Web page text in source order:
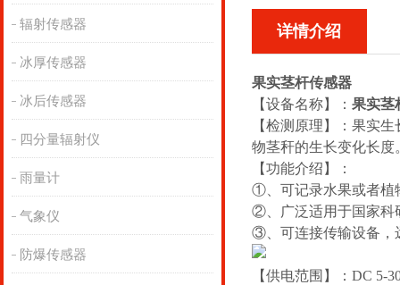
辐射传感器
冰厚传感器
冰后传感器
四分量辐射仪
雨量计
气象仪
防爆传感器
详情介绍
果实茎杆传感器
【设备名称】： 果实茎
【检测原理】：果实
物茎秆的生长变化长度
【功能介绍】：
①、可记录水果或者植
②、广泛适用于国家科
③、可连接传输设备，
【供电范围】：DC 5-